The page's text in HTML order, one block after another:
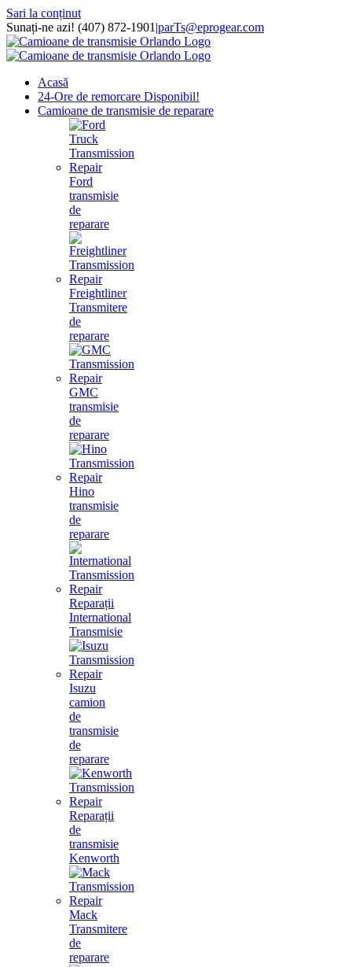
Sari la conținut
Sunați-ne azi! (407) 872-1901 |parTs@eprogear.com
Acasă
24-Ore de remorcare Disponibil!
Camioane de transmisie de reparare
Ford
transmisie
de
reparare
Freightliner
Transmitere
de
reparare
GMC
transmisie
de
reparare
Hino
transmisie
de
reparare
Reparații
International
Transmisie
Isuzu
camion
de
transmisie
de
reparare
Reparații
de
transmisie
Kenworth
Mack
Transmitere
de
reparare